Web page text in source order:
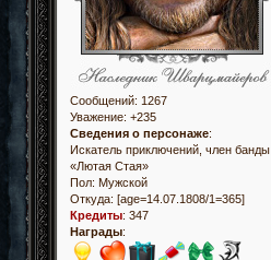
Сообщений: 1267
Уважение: +235
Сведения о персонаже:
Искатель приключений, член банды
«Лютая Стая»
Пол: Мужской
Откуда: [age=14.07.1808/1=365]
Кредиты: 347
Награды: